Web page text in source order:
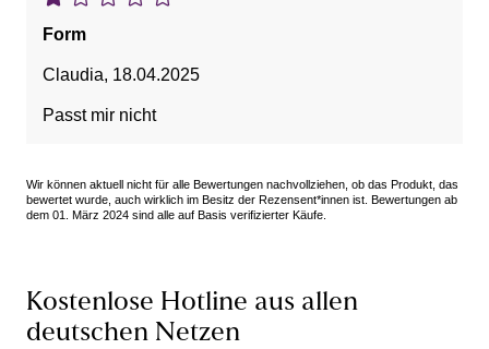
Form
Claudia, 18.04.2025
Passt mir nicht
Wir können aktuell nicht für alle Bewertungen nachvollziehen, ob das Produkt, das
bewertet wurde, auch wirklich im Besitz der Rezensent*innen ist. Bewertungen ab
dem 01. März 2024 sind alle auf Basis verifizierter Käufe.
Kostenlose Hotline aus allen
deutschen Netzen